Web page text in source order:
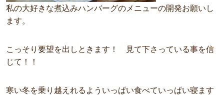
私の大好きな煮込みハンバーグのメニューの開発お願いし
ます。
こっそり要望を出しときます！ 見て下さっている事を信
じて！！
寒い冬を乗り越えれるよういっぱい食べていっぱい寝ます